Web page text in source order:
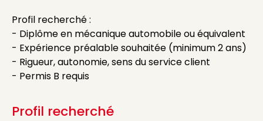
Profil recherché :
- Diplôme en mécanique automobile ou équivalent
- Expérience préalable souhaitée (minimum 2 ans)
- Rigueur, autonomie, sens du service client
- Permis B requis
Profil recherché